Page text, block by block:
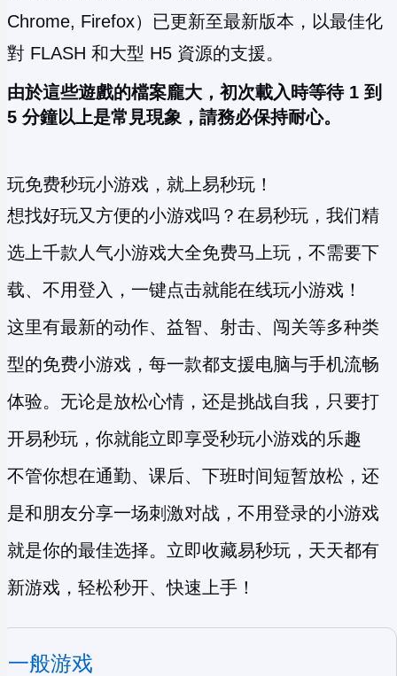
Chrome, Firefox）已更新至最新版本，以最佳化
對 FLASH 和大型 H5 資源的支援。
由於這些遊戲的檔案龐大，初次載入時等待 1 到
5 分鐘以上是常見現象，請務必保持耐心。
玩免费秒玩小游戏，就上易秒玩！
想找好玩又方便的小游戏吗？在易秒玩，我们精
选上千款人气小游戏大全免费马上玩，不需要下
载、不用登入，一键点击就能在线玩小游戏！
这里有最新的动作、益智、射击、闯关等多种类
型的免费小游戏 ，每一款都支援电脑与手机流畅
体验。无论是放松心情，还是挑战自我，只要打
开易秒玩，你就能立即享受秒玩小游戏的乐趣
不管你想在通勤、课后、下班时间短暂放松，还
是和朋友分享一场刺激对战，不用登录的小游戏
就是你的最佳选择。立即收藏易秒玩，天天都有
新游戏，轻松秒开、快速上手！
一般游戏